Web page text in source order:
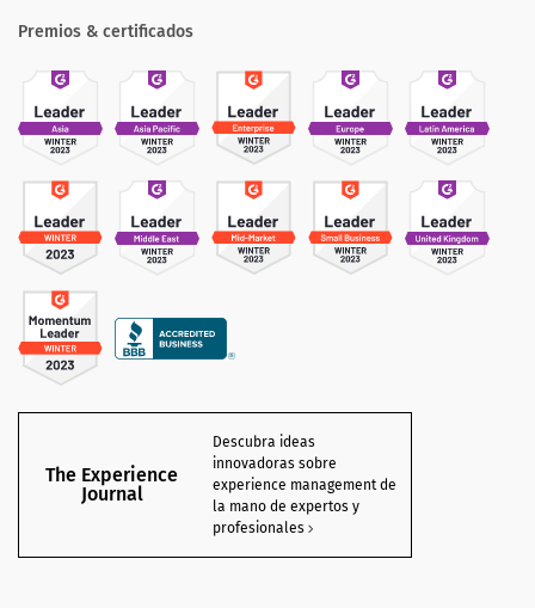
Premios & certificados
The Experience
Journal
Descubra ideas
innovadoras sobre
experience management de
la mano de expertos y
profesionales